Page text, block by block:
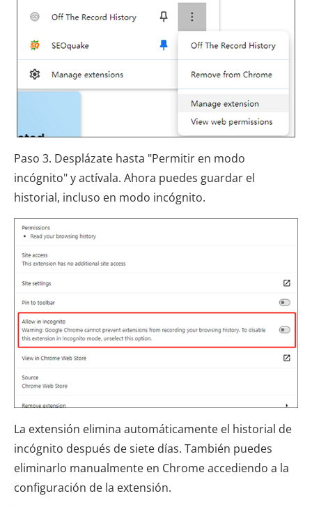
Paso 3. Desplázate hasta "Permitir en modo
incógnito" y actívala. Ahora puedes guardar el
historial, incluso en modo incógnito.
La extensión elimina automáticamente el historial de
incógnito después de siete días. También puedes
eliminarlo manualmente en Chrome accediendo a la
configuración de la extensión.